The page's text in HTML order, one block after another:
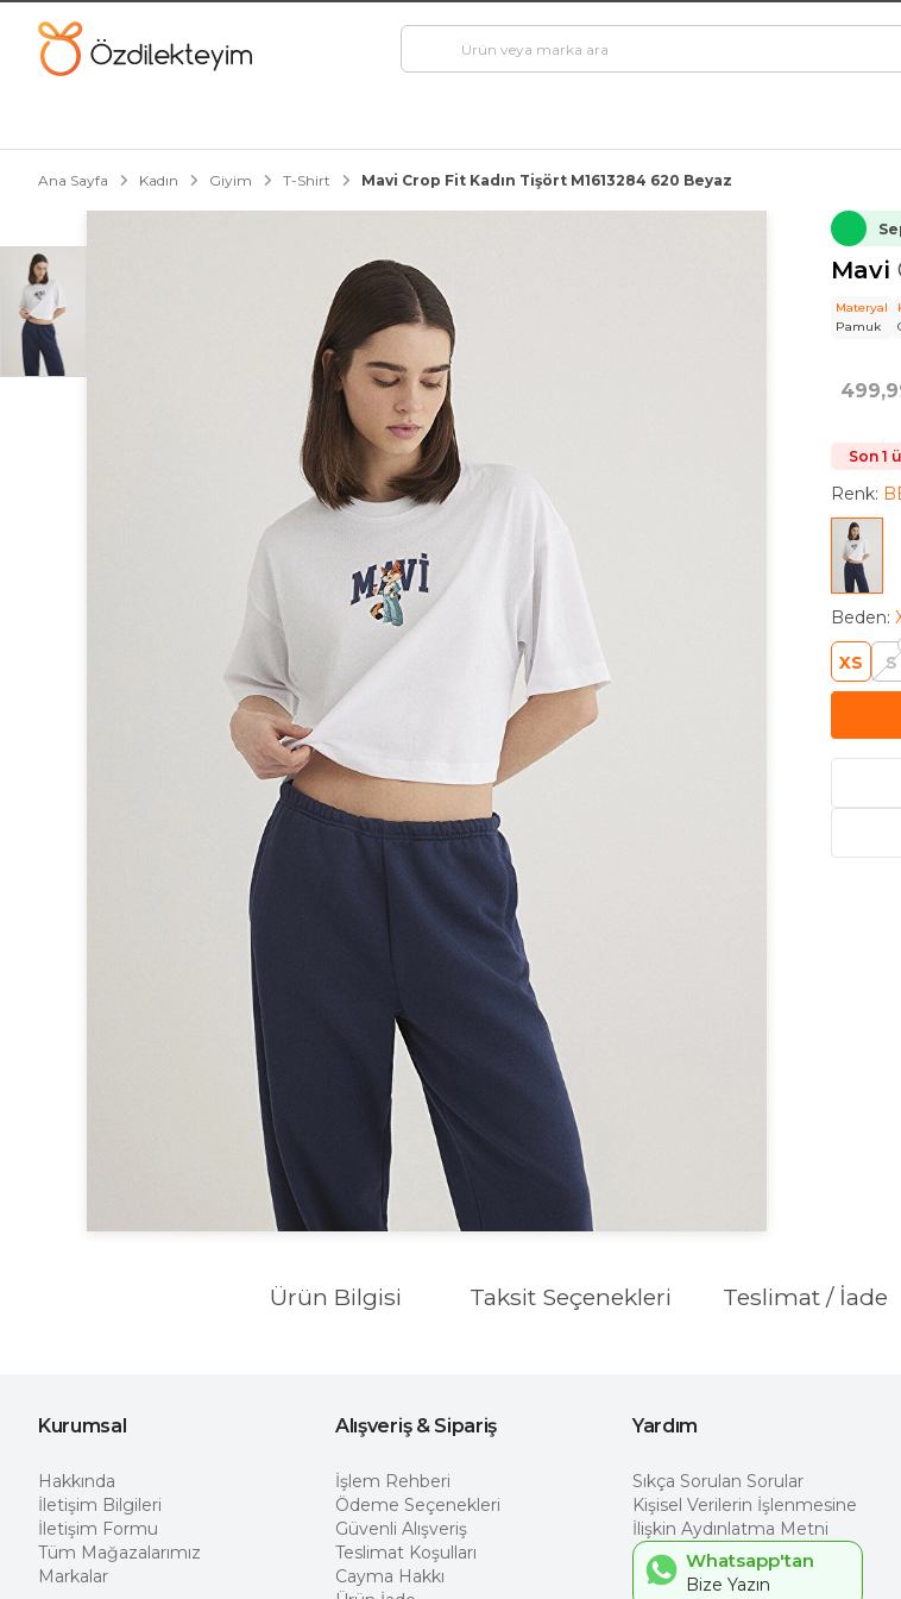
Ana Sayfa Kadın Giyim T-Shirt Mavi Crop Fit Kadın Tişört M1613284 620 Beyaz
Mavi
Materyal
Pamuk
Son 1
Renk:
Beden:
XS S
Ürün Bilgisi Taksit Seçenekleri Teslimat / İade
Kurumsal
Hakkında
İletişim Bilgileri
İletişim Formu
Tüm Mağazalarımız
Markalar
Alışveriş & Sipariş
İşlem Rehberi
Ödeme Seçenekleri
Güvenli Alışveriş
Teslimat Koşulları
Cayma Hakkı
Yardım
Sıkça Sorulan Sorular
Kişisel Verilerin İşlenmesine
İlişkin Aydınlatma Metni
Whatsapp'tan